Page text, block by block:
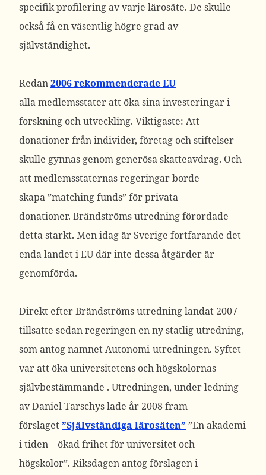
specifik profilering av varje lärosäte. De skulle
också få en väsentlig högre grad av
självständighet.
Redan2006 rekommenderade EU
alla medlemsstater att öka sina investeringar i
forskning och utveckling. Viktigaste: Att
donationer från individer, företag och stiftelser
skulle gynnas genom generösa skatteavdrag. Och
att medlemsstaternas regeringar borde
skapa ”matching funds” för privata
donationer. Brändströms utredning förordade
detta starkt. Men idag är Sverige fortfarande det
enda landet i EU där inte dessa åtgärder är
genomförda.
Direkt efter Brändströms utredning landat 2007
tillsatte sedan regeringen en ny statlig utredning,
som antog namnet Autonomi-utredningen. Syftet
var att öka universitetens och högskolornas
självbestämmande . Utredningen, under ledning
av Daniel Tarschys lade år 2008 fram
förslaget”Självständiga lärosäten” ”En akademi
i tiden – ökad frihet för universitet och
högskolor”. Riksdagen antog förslagen i